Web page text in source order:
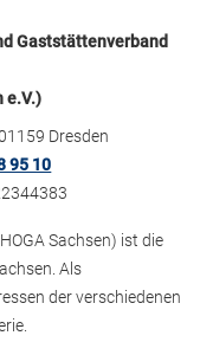
Gaststättenverband
e.V.)
Dresden
95 10
Sachsen) ist die
Als
der verschiedenen